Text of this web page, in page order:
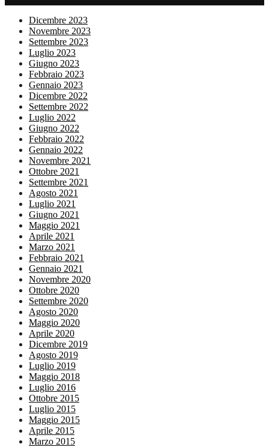
Dicembre 2023
Novembre 2023
Settembre 2023
Luglio 2023
Giugno 2023
Febbraio 2023
Gennaio 2023
Dicembre 2022
Settembre 2022
Luglio 2022
Giugno 2022
Febbraio 2022
Gennaio 2022
Novembre 2021
Ottobre 2021
Settembre 2021
Agosto 2021
Luglio 2021
Giugno 2021
Maggio 2021
Aprile 2021
Marzo 2021
Febbraio 2021
Gennaio 2021
Novembre 2020
Ottobre 2020
Settembre 2020
Agosto 2020
Maggio 2020
Aprile 2020
Dicembre 2019
Agosto 2019
Luglio 2019
Maggio 2018
Luglio 2016
Ottobre 2015
Luglio 2015
Maggio 2015
Aprile 2015
Marzo 2015